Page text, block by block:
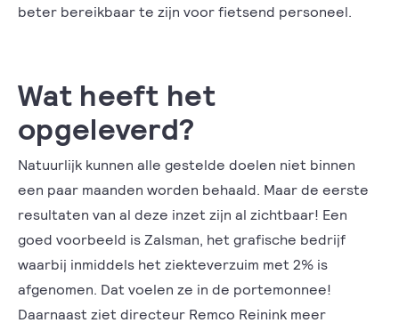
beter bereikbaar te zijn voor fietsend personeel.
Wat heeft het
opgeleverd?
Natuurlijk kunnen alle gestelde doelen niet binnen
een paar maanden worden behaald. Maar de eerste
resultaten van al deze inzet zijn al zichtbaar! Een
goed voorbeeld is Zalsman, het grafische bedrijf
waarbij inmiddels het ziekteverzuim met 2% is
afgenomen. Dat voelen ze in de portemonnee!
Daarnaast ziet directeur Remco Reinink meer